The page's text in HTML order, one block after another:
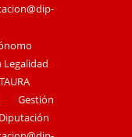
Legalidad